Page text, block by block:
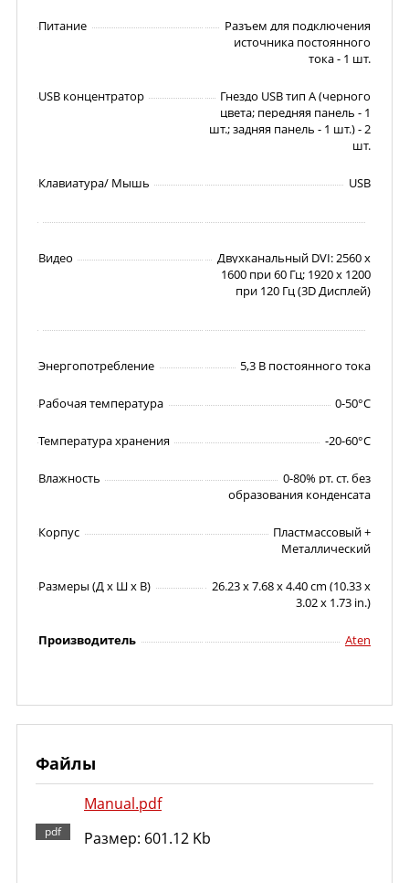
Питание
Разъем для подключения
источника постоянного
тока - 1 шт.
USB концентратор
Гнездо USB тип А (черного
цвета; передняя панель - 1
шт.; задняя панель - 1 шт.) - 2
шт.
Клавиатура/ Мышь USB
Видео
Двухканальный DVI: 2560 x
1600 при 60 Гц; 1920 x 1200
при 120 Гц (3D Дисплей)
Энергопотребление 5,3 В постоянного тока
Рабочая температура 0-50°C
Температура хранения -20-60°C
Влажность
0-80% рт. ст. без
образования конденсата
Корпус
Пластмассовый +
Металлический
Размеры (Д х Ш х В)
26.23 x 7.68 x 4.40 cm (10.33 x
3.02 x 1.73 in.)
Производитель Aten
Файлы
Manual.pdf
Размер: 601.12 Kb